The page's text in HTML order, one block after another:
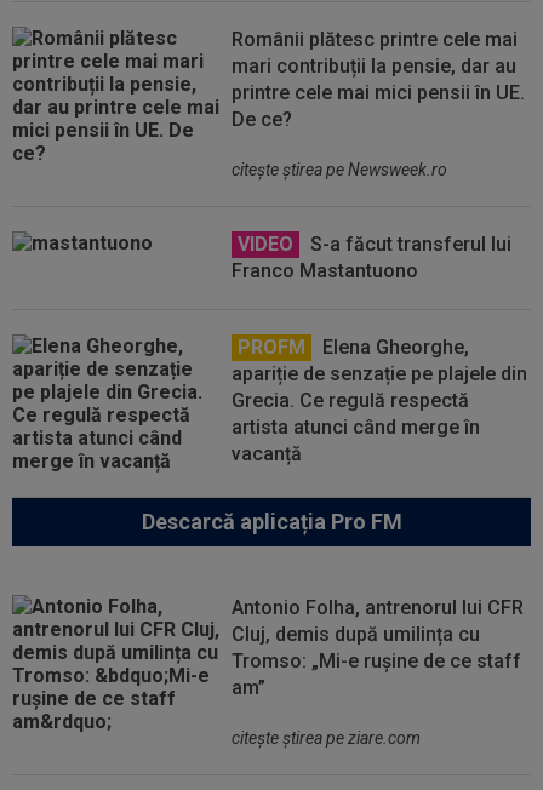
Românii plătesc printre cele mai
mari contribuții la pensie, dar au
printre cele mai mici pensii în UE.
De ce?
citeşte ştirea pe Newsweek.ro
VIDEO
S-a făcut transferul lui
Franco Mastantuono
PROFM
Elena Gheorghe,
apariție de senzație pe plajele din
Grecia. Ce regulă respectă
artista atunci când merge în
vacanță
Descarcă aplicația Pro FM
Antonio Folha, antrenorul lui CFR
Cluj, demis după umilința cu
Tromso: „Mi-e rușine de ce staff
am”
citeşte ştirea pe ziare.com